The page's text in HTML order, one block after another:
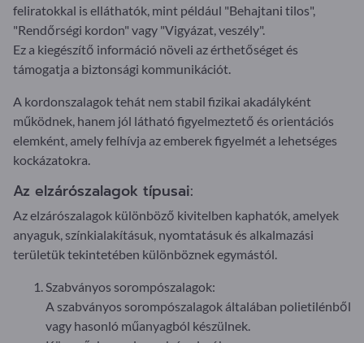
feliratokkal is elláthatók, mint például "Behajtani tilos",
"Rendőrségi kordon" vagy "Vigyázat, veszély".
Ez a kiegészítő információ növeli az érthetőséget és
támogatja a biztonsági kommunikációt.
A kordonszalagok tehát nem stabil fizikai akadályként
működnek, hanem jól látható figyelmeztető és orientációs
elemként, amely felhívja az emberek figyelmét a lehetséges
kockázatokra.
Az elzárószalagok típusai:
Az elzárószalagok különböző kivitelben kaphatók, amelyek
anyaguk, színkialakításuk, nyomtatásuk és alkalmazási
területük tekintetében különböznek egymástól.
Szabványos sorompószalagok:
A szabványos sorompószalagok általában polietilénből
vagy hasonló műanyagból készülnek.